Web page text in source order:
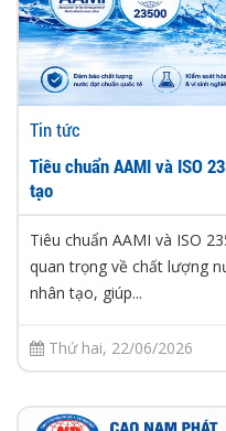
Tin tức
Tiêu chuẩn AAMI và ISO
tạo
Tiêu chuẩn AAMI và ISO
quan trọng về chất lượng
nhân tạo, giúp...
Thứ hai, 22/06/2026